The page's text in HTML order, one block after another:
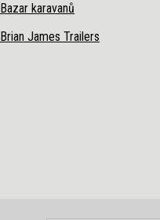
Bazar karavanů
Brian James Trailers